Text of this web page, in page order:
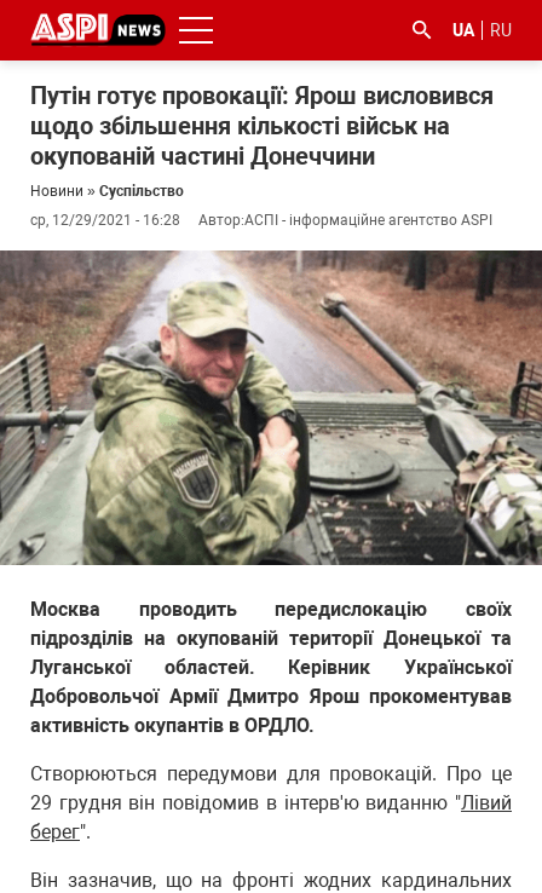
UA RU
Путін готує провокації: Ярош висловився
щодо збільшення кількості військ на
окупованій частині Донеччини
Новини » Суспільство
ср, 12/29/2021 - 16:28
Автор:АСПІ - інформаційне агентство ASPI
Москва проводить передислокацію своїх
підрозділів на окупованій території Донецької та
Луганської областей. Керівник Української
Добровольчої Армії Дмитро Ярош прокоментував
активність окупантів в ОРДЛО.
Створюються передумови для провокацій. Про це
29 грудня він повідомив в інтерв'ю виданню "Лівий
берег".
Він зазначив, що на фронті жодних кардинальних
#ООС
#боротьба
з
корупцією
#ДФС #Київ #коронавірус